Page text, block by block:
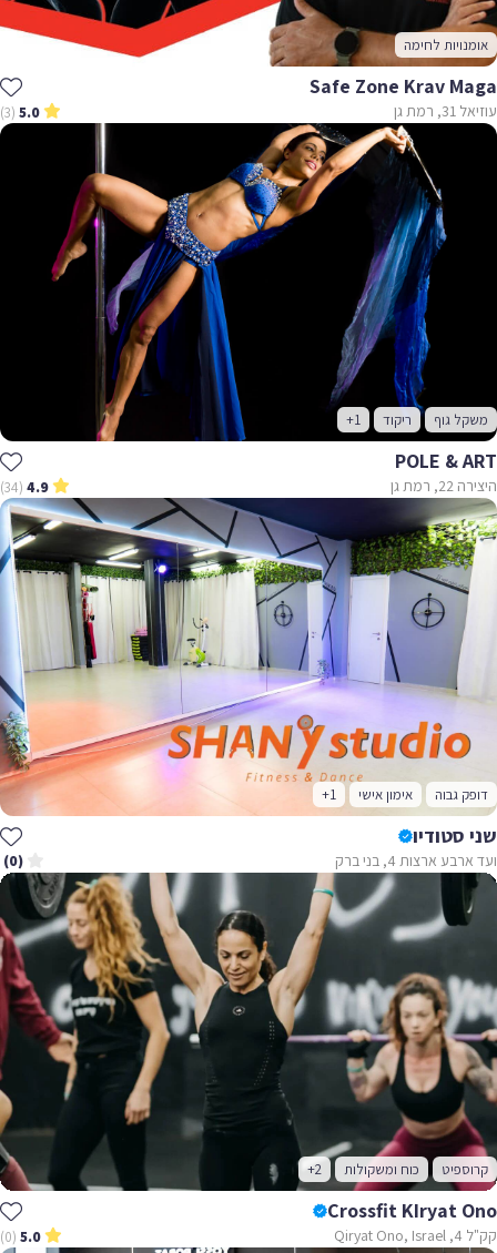
אומנויות לחימה
Safe Zone Krav Maga
עוזיאל 31, רמת גן 5.0
(3)
משקל גוף ריקוד +1
POLE & ART
היצירה 22, רמת גן 4.9
(34)
דופק גבוה אימון אישי +1
שני סטודיו
ועד ארבע ארצות 4, בני ברק (0)
קרוספיט כוח ומשקולות +2
Crossfit KIryat Ono
קק"ל 4, Qiryat Ono, Israel 5.0
(0)